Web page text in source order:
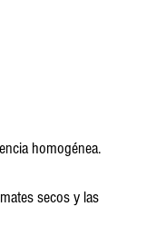
homogénea.
secos y las